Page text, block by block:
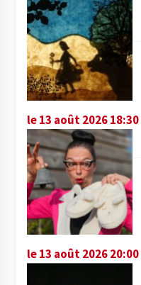
le 13 août 2026 18:30
le 13 août 2026 20:00